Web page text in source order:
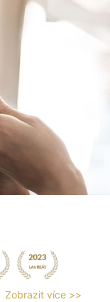
Zobrazit více >>